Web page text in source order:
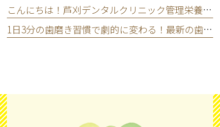
こんにちは！芦刈デンタルクリニック管理栄養士の菊地です😊
1日3分の歯磨き習慣で劇的に変わる！最新の歯周病予防テクニック